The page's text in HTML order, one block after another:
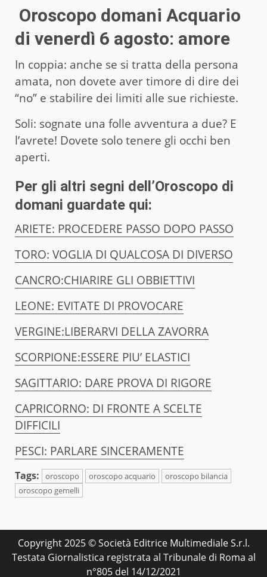
Oroscopo domani Acquario
di venerdì 6 agosto: amore
In coppia: anche se si tratta della persona
amata, non dovete aver timore di dire dei
“no” e stabilire dei limiti alle sue richieste.
Soli: sognate una folle avventura a due? E
l’avrete! Dovete solo tenere gli occhi ben
aperti.
Per gli altri segni dell’Oroscopo di
domani guardate qui:
ARIETE: PROCEDERE PASSO DOPO PASSO
TORO: VOGLIA DI QUALCOSA DI DIVERSO
CANCRO:CHIARIRE GLI OBBIETTIVI
LEONE: EVITATE DI PROVOCARE
VERGINE:LIBERARVI DELLA ZAVORRA
SCORPIONE:ESSERE PIU’ ELASTICI
SAGITTARIO: DARE PROVA DI RIGORE
CAPRICORNO: DI FRONTE A SCELTE
DIFFICILI
PESCI: PARLARE SINCERAMENTE
Tags: oroscopo oroscopo acquario
oroscopo bilancia
oroscopo gemelli
Copyright 2025 © Società Editrice Multimediale S.r.l.
Testata Giornalistica registrata al Tribunale di Roma al
n°805 del 14/12/2021